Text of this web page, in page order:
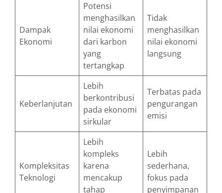
Dampak
Ekonomi
Potensi
menghasilkan
nilai ekonomi
dari karbon
yang
tertangkap
Tidak
menghasilkan
nilai ekonomi
langsung
Keberlanjutan
Lebih
berkontribusi
pada ekonomi
sirkular
Terbatas pada
pengurangan
emisi
Kompleksitas
Teknologi
Lebih
kompleks
karena
mencakup
tahap
Lebih
sederhana,
fokus pada
penyimpanan